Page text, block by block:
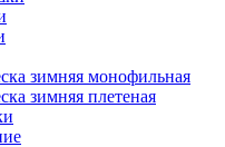
зимняя монофильная
зимняя плетеная